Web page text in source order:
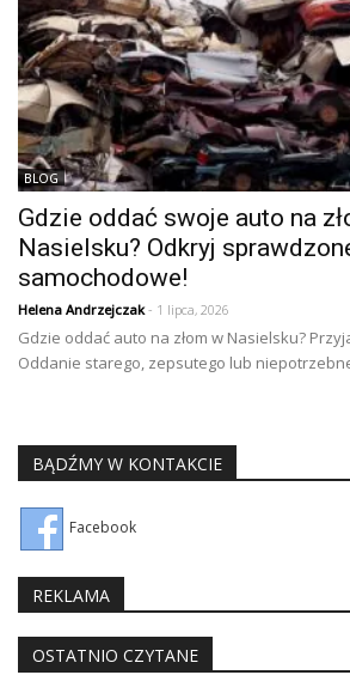
BLOG
Gdzie oddać swoje auto na
Nasielsku? Odkryj
samochodowe!
Helena Andrzejczak- 1 lipca, 2026
Gdzie oddać auto na złom w Nasielsku?
Oddanie starego, zepsutego lub
BĄDŹMY W KONTAKCIE
Facebook
REKLAMA
OSTATNIO CZYTANE